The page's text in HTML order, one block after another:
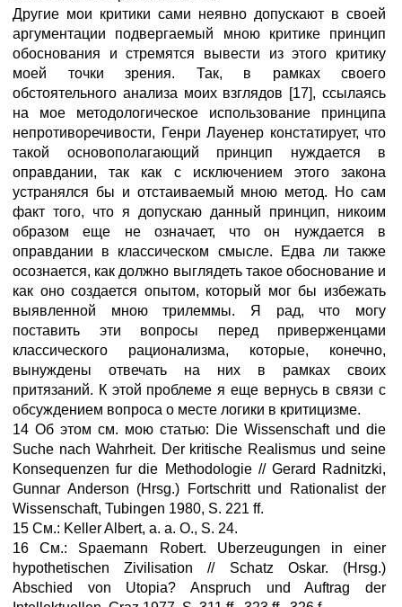
Другие мои критики сами неявно допускают в своей
аргументации подвергаемый мною критике принцип
обоснования и стремятся вывести из этого критику
моей точки зрения. Так, в рамках своего
обстоятельного анализа моих взглядов [17], ссылаясь
на мое методологическое использование принципа
непротиворечивости, Генри Лауенер констатирует, что
такой основополагающий принцип нуждается в
оправдании, так как с исключением этого закона
устранялся бы и отстаиваемый мною метод. Но сам
факт того, что я допускаю данный принцип, никоим
образом еще не означает, что он нуждается в
оправдании в классическом смысле. Едва ли также
осознается, как должно выглядеть такое обоснование и
как оно создается опытом, который мог бы избежать
выявленной мною трилеммы. Я рад, что могу
поставить эти вопросы перед приверженцами
классического рационализма, которые, конечно,
вынуждены отвечать на них в рамках своих
притязаний. К этой проблеме я еще вернусь в связи с
обсуждением вопроса о месте логики в критицизме.
14 Об этом см. мою статью: Die Wissenschaft und die
Suche nach Wahrheit. Der kritische Realismus und seine
Konsequenzen fur die Methodologie // Gerard Radnitzki,
Gunnar Anderson (Hrsg.) Fortschritt und Rationalist der
Wissenschaft, Tubingen 1980, S. 221 ff.
15 См.: Keller Albert, a. a. O., S. 24.
16 См.: Spaemann Robert. Uberzeugungen in einer
hypothetischen Zivilisation // Schatz Oskar. (Hrsg.)
Abschied von Utopia? Anspruch und Auftrag der